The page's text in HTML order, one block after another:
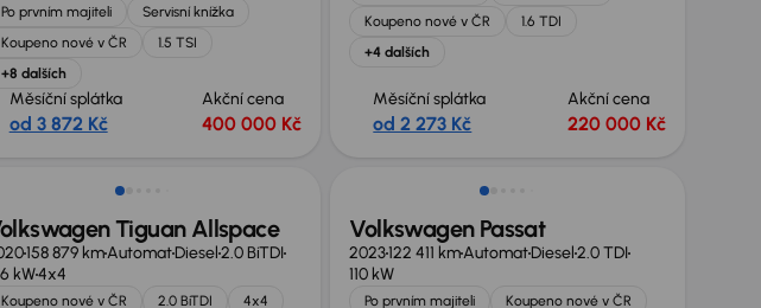
Po prvním majiteli
Servisní knížka
Koupeno nové v ČR
1.5 TSI
+8 dalších
Měsíční splátka
od 3 872 Kč
Akční cena
400 000 Kč
Koupeno nové v ČR
1.6 TDI
+4 dalších
Měsíční splátka
od 2 273 Kč
Akční cena
220 000 Kč
Tiguan Allspace
158 879 kmAutomatDiesel2.0 BiTDI
kW4x4
Koupeno nové v ČR 2.0 BiTDI
4x4
Nově v nabídce
Volkswagen Passat
2023122 411 kmAutomatDiesel2.0 TDI
110 kW
Po prvním majiteli
Koupeno nové v ČR